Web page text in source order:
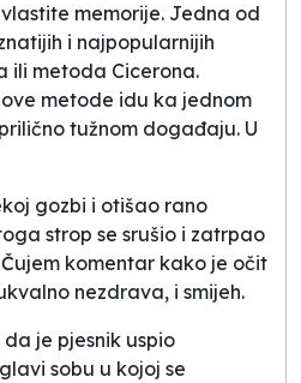
memorije. Jedna od
i najpopularnijih
ili metoda Cicerona.
metode idu ka jednom
tužnom događaju. U
gozbi i otišao rano
strop se srušio i zatrpao
komentar kako je očit
nezdrava, i smijeh.
je pjesnik uspio
sobu u kojoj se